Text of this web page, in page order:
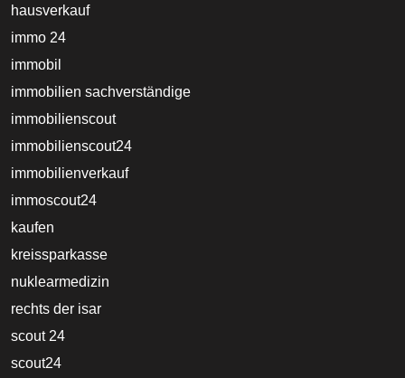
hausverkauf
immo 24
immobil
immobilien sachverständige
immobilienscout
immobilienscout24
immobilienverkauf
immoscout24
kaufen
kreissparkasse
nuklearmedizin
rechts der isar
scout 24
scout24